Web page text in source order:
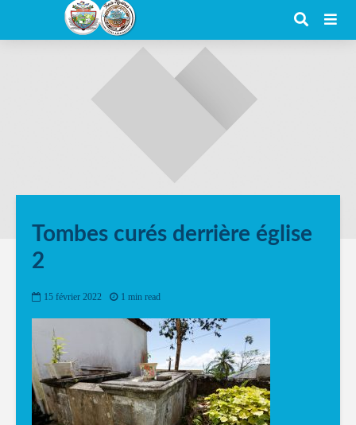
Tombes curés derrière église
2
15 février 2022 1 min read